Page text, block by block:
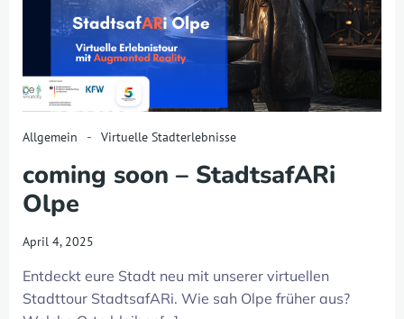
Allgemein - Virtuelle Stadterlebnisse
coming soon – StadtsafARi
Olpe
April 4, 2025
Entdeckt eure Stadt neu mit unserer virtuellen
Stadttour StadtsafARi. Wie sah Olpe früher aus?